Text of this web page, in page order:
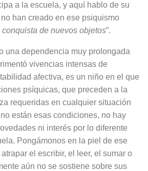
a la escuela, y aquí hablo de su
han creado en ese psiquismo
conquista de nuevos objetos”.
una dependencia muy prolongada
vivencias intensas de
afectiva, es un niño en el que
psíquicas, que preceden a la
requeridas en cualquier situación
están esas condiciones, no hay
ni interés por lo diferente
Pongámonos en la piel de ese
el escribir, el leer, el sumar o
aún no se sostiene sobre sus